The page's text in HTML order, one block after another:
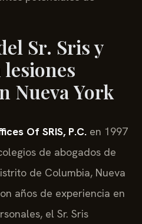
Sr. Sris y
Nueva York
Of SRIS, P.C. en 1997
de abogados de
de Columbia, Nueva
años de experiencia en
el Sr. Sris